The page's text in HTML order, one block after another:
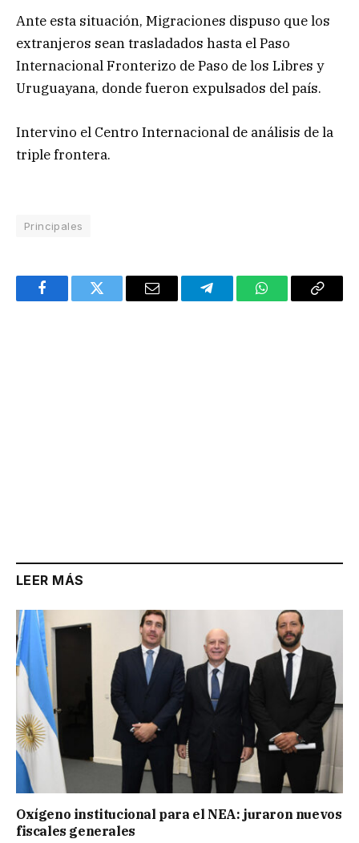
Ante esta situación, Migraciones dispuso que los
extranjeros sean trasladados hasta el Paso
Internacional Fronterizo de Paso de los Libres y
Uruguayana, donde fueron expulsados del país.
Intervino el Centro Internacional de análisis de la
triple frontera.
Principales
FacebookTwitter Email TelegramWhatsAppCopy
LEER MÁS
Oxígeno institucional para el NEA: juraron nuevos
fiscales generales